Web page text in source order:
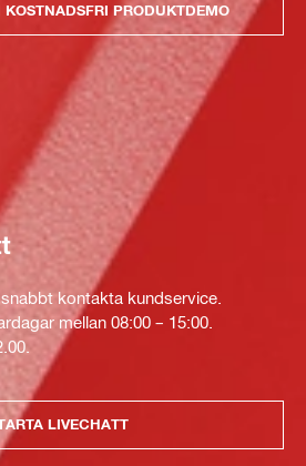
PRODUKTDEMO
kontakta kundservice.
mellan 08:00 – 15:00.
LIVECHATT